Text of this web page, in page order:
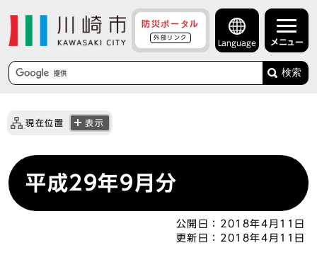
防災ポータル
外部リンク
Language メニュー
検索
現在位置 表示
平成29年9月分
公開日： 2018年4月11日
更新日： 2018年4月11日